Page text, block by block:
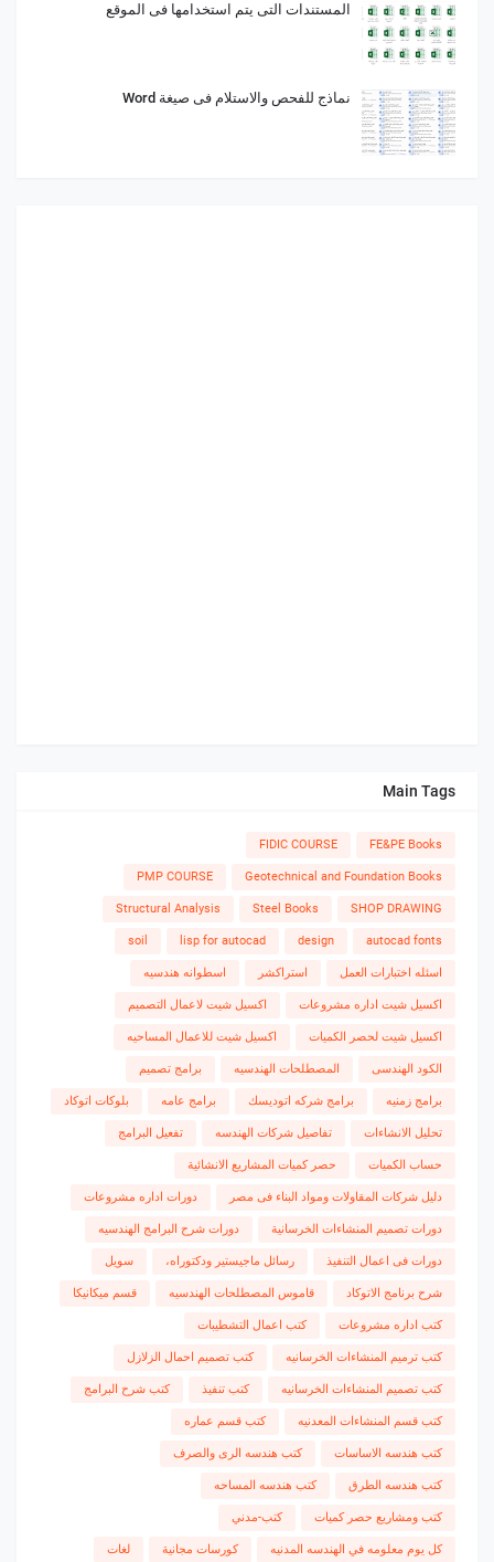
المستندات التى يتم استخدامها فى الموقع
نماذج للفحص والاستلام فى صيغة Word
Main Tags
FE&PE Books
FIDIC COURSE
Geotechnical and Foundation Books
PMP COURSE
SHOP DRAWING
Steel Books
Structural Analysis
autocad fonts
design
lisp for autocad
soil
اسئله اختبارات العمل استراكشر اسطوانه هندسيه
اكسيل شيت اداره مشروعات اكسيل شيت لاعمال التصميم
اكسيل شيت لحصر الكميات اكسيل شيت للاعمال المساحيه
الكود الهندسى المصطلحات الهندسيه برامج تصميم
برامج زمنيه برامج شركه اتوديسك برامج عامه بلوكات اتوكاد
تحليل الانشاءات تفاصيل شركات الهندسه تفعيل البرامج
حساب الكميات حصر كميات المشاريع الانشائية
دليل شركات المقاولات ومواد البناء فى مصر دورات اداره مشروعات
دورات تصميم المنشاءات الخرسانية دورات شرح البرامج الهندسيه
دورات فى اعمال التنفيذ رسائل ماجيستير ودكتوراه، سويل
شرح برنامج الاتوكاد قاموس المصطلحات الهندسيه قسم ميكانيكا
كتب اداره مشروعات كتب اعمال التشطيبات
كتب ترميم المنشاءات الخرسانيه كتب تصميم احمال الزلازل
كتب تصميم المنشاءات الخرسانيه كتب تنفيذ كتب شرح البرامج
كتب قسم المنشاءات المعدنيه كتب قسم عماره
كتب هندسه الاساسات كتب هندسه الرى والصرف
كتب هندسه الطرق كتب هندسه المساحه
كتب ومشاريع حصر كميات كتب-مدني
كل يوم معلومه في الهندسه المدنيه كورسات مجانية لغات